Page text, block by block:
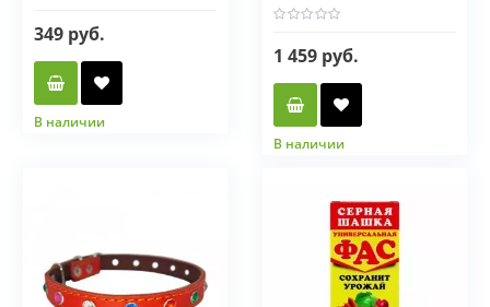
349 руб.
В наличии
1 459 руб.
В наличии